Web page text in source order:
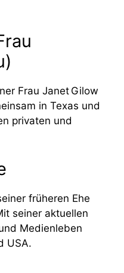
Frau Janet Gilow
in Texas und
privaten und
früheren Ehe
seiner aktuellen
Medienleben
USA.